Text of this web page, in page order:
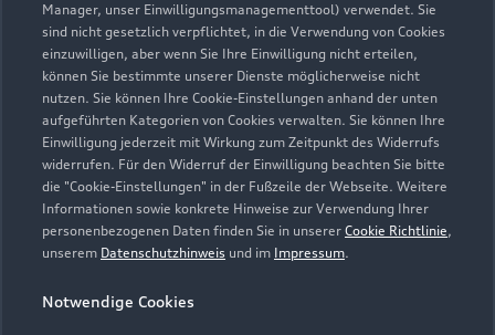
Manager, unser Einwilligungsmanagementtool) verwendet. Sie
sind nicht gesetzlich verpflichtet, in die Verwendung von Cookies
einzuwilligen, aber wenn Sie Ihre Einwilligung nicht erteilen,
können Sie bestimmte unserer Dienste möglicherweise nicht
nutzen. Sie können Ihre Cookie-Einstellungen anhand der unten
aufgeführten Kategorien von Cookies verwalten. Sie können Ihre
Einwilligung jederzeit mit Wirkung zum Zeitpunkt des Widerrufs
widerrufen. Für den Widerruf der Einwilligung beachten Sie bitte
die "Cookie-Einstellungen" in der Fußzeile der Webseite. Weitere
Informationen sowie konkrete Hinweise zur Verwendung Ihrer
personenbezogenen Daten finden Sie in unserer Cookie Richtlinie,
unserem Datenschutzhinweis und im Impressum.
Notwendige Cookies
Öffnungszeiten
Service
Geöffnet bis18:00
Montag - Freitag 07:00 - 18:00
Samstag -
Geschlossen